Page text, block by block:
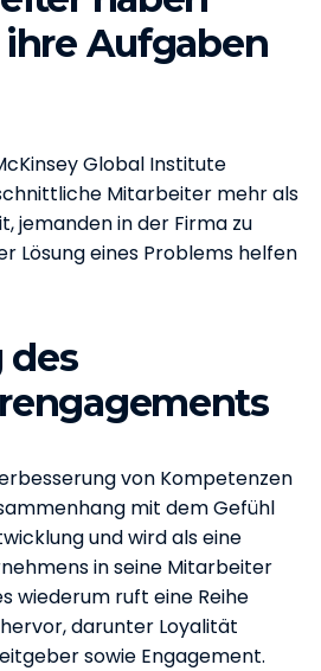
Aufgaben
Global Institute
Mitarbeiter mehr als
jemanden in der Firma zu
Lösung eines Problems helfen
des
von Kompetenzen
mit dem Gefühl
und wird als eine
in seine Mitarbeiter
wiederum ruft eine Reihe
darunter Loyalität
sowie Engagement.